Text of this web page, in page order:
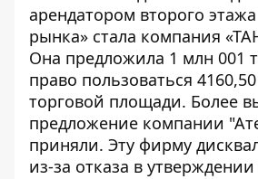
арендатором второго
рынка» стала компания
Она предложила 1 млн 001
право пользоваться
торговой площади. Более
предложение компании
приняли. Эту фирму
из-за отказа в